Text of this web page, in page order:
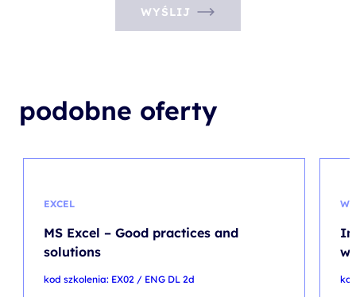
WYŚLIJ
podobne oferty
EXCEL
MS Excel – Good practices and
solutions
kod szkolenia: EX02 / ENG DL 2d